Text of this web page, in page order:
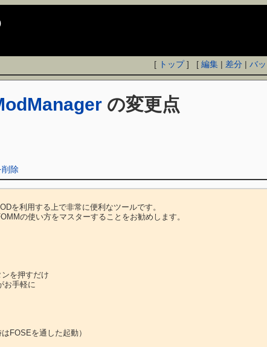
[ トップ] [編集 | 差分 |バ
の変更点
除
を利用する上で非常に便利なツールです。
の使い方をマスターすることをお勧めします。
を押すだけ
お手軽に
FOSEを通した起動）